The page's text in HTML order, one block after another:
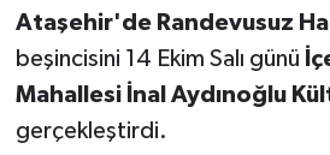
Ataşehir'de Randevusuz
beşincisini 14 Ekim Salı günü
Mahallesi İnal Aydınoğlu
gerçekleştirdi.